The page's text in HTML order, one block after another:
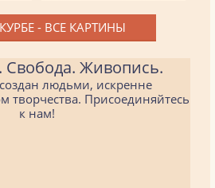
- ВСЕ КАРТИНЫ
Свобода. Живопись.
людьми, искренне
Присоединяйтесь
к нам!